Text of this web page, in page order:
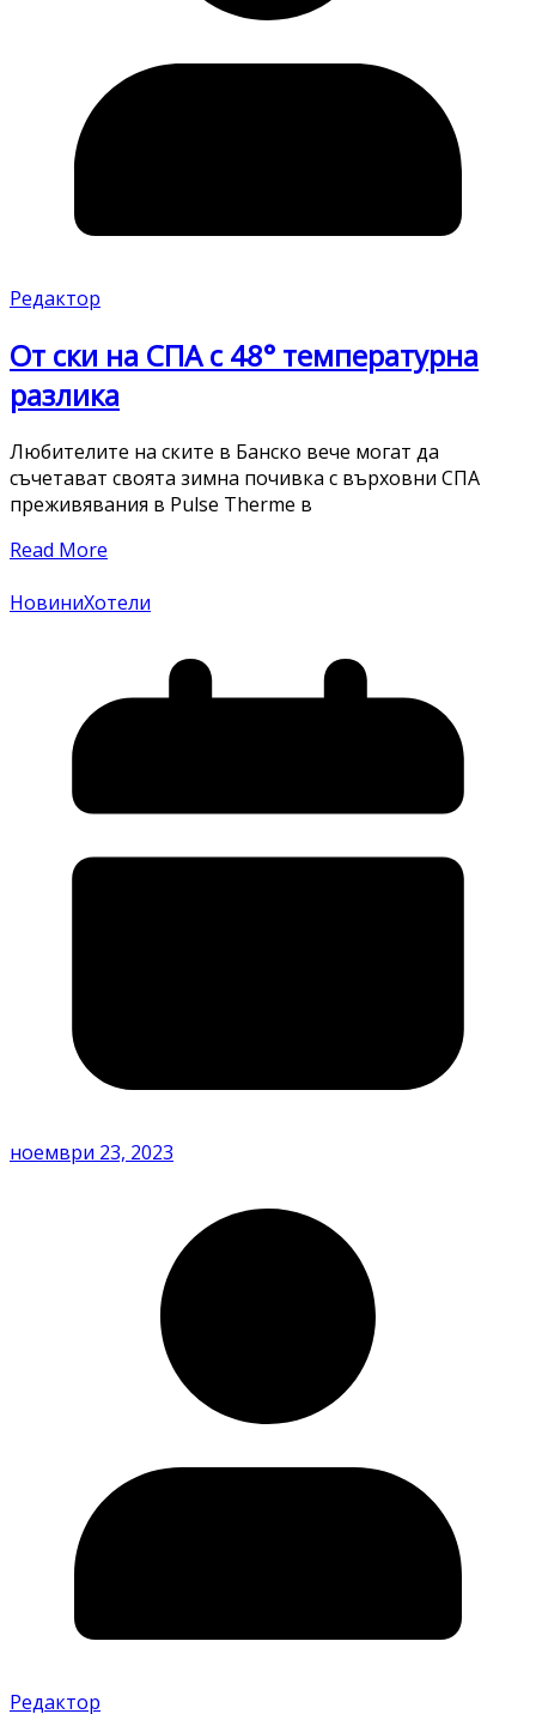
Редактор
От ски на СПА с 48° температурна
разлика
Любителите на ските в Банско вече могат да
съчетават своята зимна почивка с върховни СПА
преживявания в Pulse Therme в
Read More
НовиниХотели
ноември 23, 2023
Редактор